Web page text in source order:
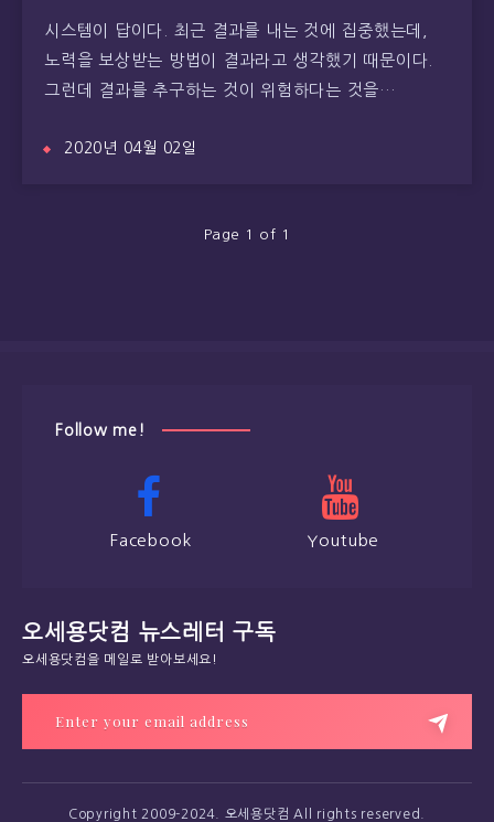
시스템이 답이다. 최근 결과를 내는 것에 집중했는데,
노력을 보상받는 방법이 결과라고 생각했기 때문이다.
그런데 결과를 추구하는 것이 위험하다는 것을…
2020년 04월 02일
Page 1 of 1
Follow me!
Facebook Youtube
오세용닷컴 뉴스레터 구독
오세용닷컴을 메일로 받아보세요!
Copyright 2009-2024. 오세용닷컴 All rights reserved.